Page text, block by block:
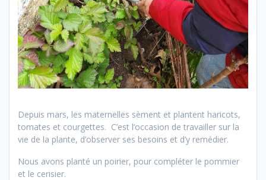
Depuis mars, les maternelles sèment et plantent haricots,
tomates et courgettes. C’est l’occasion de travailler sur la
vie de la plante, d’observer ses besoins et d’y remédier.
Nous avons planté un poirier, pour compléter le pommier
et le cerisier.